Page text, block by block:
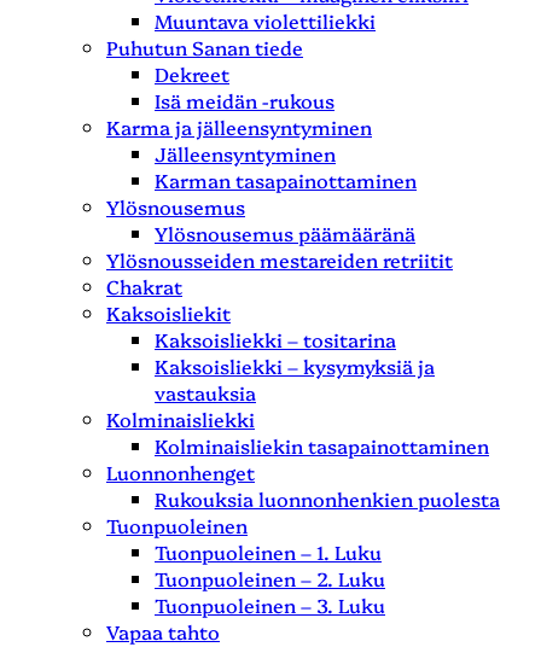
Muuntava violettiliekki
Puhutun Sanan tiede
Dekreet
Isä meidän -rukous
Karma ja jälleensyntyminen
Jälleensyntyminen
Karman tasapainottaminen
Ylösnousemus
Ylösnousemus päämääränä
Ylösnousseiden mestareiden retriitit
Chakrat
Kaksoisliekit
Kaksoisliekki – tositarina
Kaksoisliekki – kysymyksiä ja
vastauksia
Kolminaisliekki
Kolminaisliekin tasapainottaminen
Luonnonhenget
Rukouksia luonnonhenkien puolesta
Tuonpuoleinen
Tuonpuoleinen – 1. Luku
Tuonpuoleinen – 2. Luku
Tuonpuoleinen – 3. Luku
Vapaa tahto